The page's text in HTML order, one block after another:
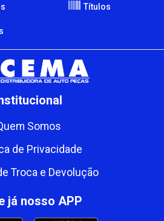
Títulos
Somos
de Privacidade
Troca e Devolução
já nosso APP